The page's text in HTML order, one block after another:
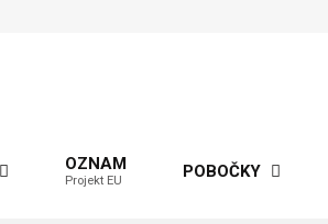
OZNAM
Projekt EU POBOČKY